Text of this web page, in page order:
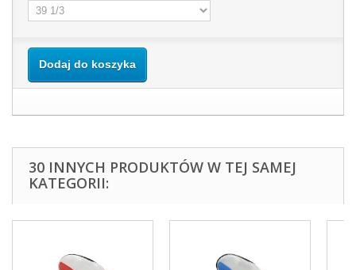
Dodaj do koszyka
30 INNYCH PRODUKTÓW W TEJ SAMEJ
KATEGORII: